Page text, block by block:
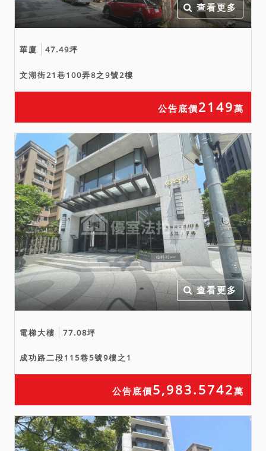
標人自理負擔。建築結構保
固期限至127年11月2日。
查看更多
華廈 47.49坪
文湖街21巷100弄8之9號2樓
公告底價2149萬
查看更多
電梯大樓 77.08坪
成功路二段115巷5號9樓之1
公告底價5,983.5742萬